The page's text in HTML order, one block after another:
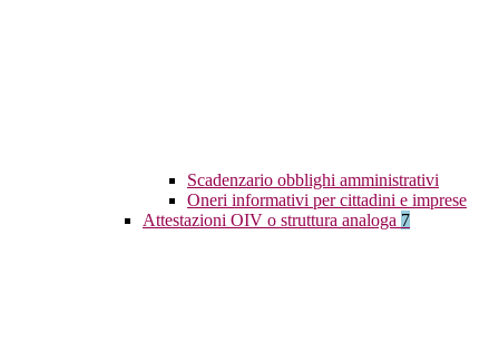
Scadenzario obblighi amministrativi
Oneri informativi per cittadini e imprese
Attestazioni OIV o struttura analoga 7